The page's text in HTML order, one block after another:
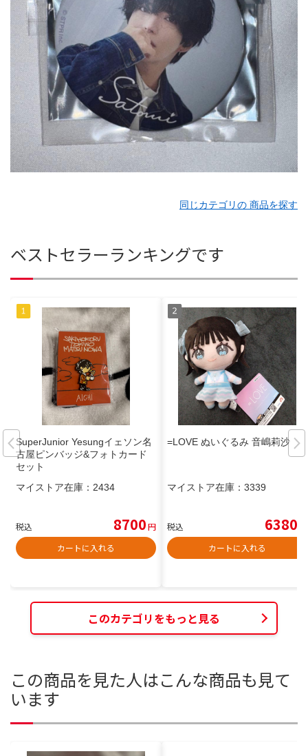
同じカテゴリの 商品を探す
ベストセラーランキングです
SuperJunior Yesungイェソン名
古屋ピンバッジ&フォトカード
セット
マイストア在庫： 2434
税込 8700円
カートに入れる
=LOVE ぬいぐるみ 音嶋莉沙
マイストア在庫： 3339
税込 6380
カートに入れる
このカテゴリをもっと見る
この商品を見た人はこんな商品も見て
います